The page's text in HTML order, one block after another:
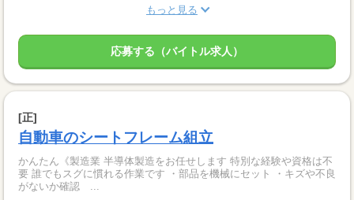
もっと見る
応募する（バイトル求人）
[正]
自動車のシートフレーム組立
かんたん《製造業 半導体製造をお任せします 特別な経験や資格は不
要 誰でもスグに慣れる作業です ・部品を機械にセット ・キズや不良
がないか確認 ...